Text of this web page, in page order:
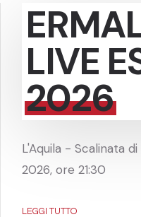
LIVE
2026
L'Aquila - Scalinata
2026, ore 21:30
LEGGI TUTTO